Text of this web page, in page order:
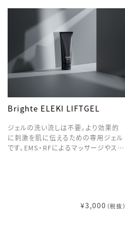
あればドライヤーで乾かして完了です。
Brighte ELEKI LIFTGEL
ジェルの洗い流しは不要。より効果的
に刺激を肌に伝えるための専用ジェル
です。EMS・RFによるマッサージやスキ
¥3,000 （税抜）